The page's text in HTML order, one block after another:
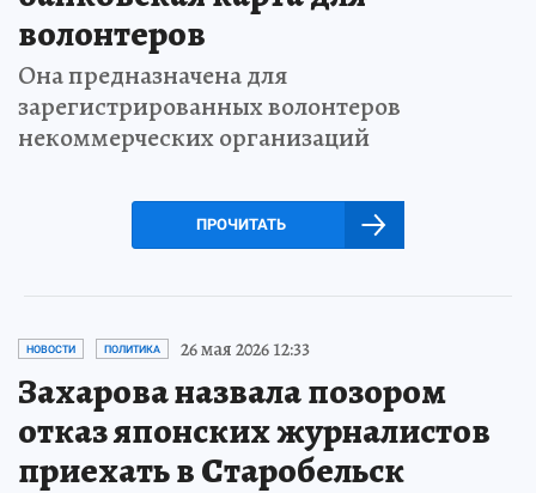
волонтеров
Она предназначена для
зарегистрированных волонтеров
некоммерческих организаций
ПРОЧИТАТЬ
НОВОСТИ ПОЛИТИКА 26 мая 2026 12:33
Захарова назвала позором
отказ японских журналистов
приехать в Старобельск